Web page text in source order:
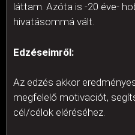
láttam. Azóta is -20 éve-
hivatásommá vált.
Edzéseimről:
Az edzés akkor
megfelelő motivaciót,
cél/célok eléréséhez.